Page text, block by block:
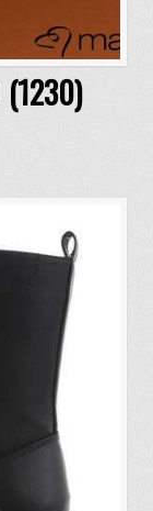
(1230)